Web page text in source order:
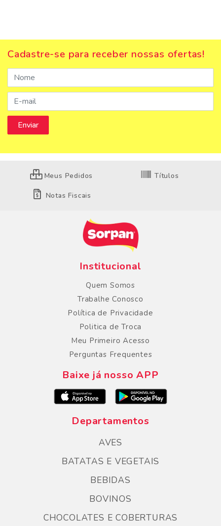
Cadastre-se para receber nossas ofertas!
Meus Pedidos Títulos
Notas Fiscais
Institucional
Quem Somos
Trabalhe Conosco
Política de Privacidade
Politica de Troca
Meu Primeiro Acesso
Perguntas Frequentes
Baixe já nosso APP
Departamentos
AVES
BATATAS E VEGETAIS
BEBIDAS
BOVINOS
CHOCOLATES E COBERTURAS